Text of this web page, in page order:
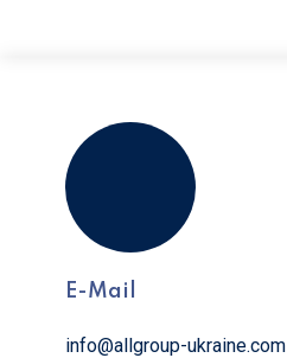
E-Mail
info@allgroup-ukraine.com